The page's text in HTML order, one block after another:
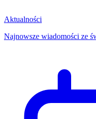
Aktualności
Najnowsze wiadomości ze